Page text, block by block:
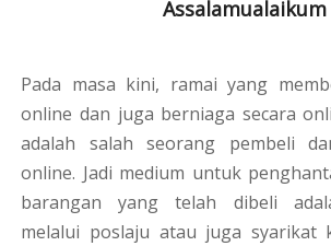
Assalamualaikum
Pada masa kini, ramai yang
online dan juga berniaga secara
adalah salah seorang pembeli
online. Jadi medium untuk
barangan yang telah dibeli
melalui poslaju atau juga syarikat